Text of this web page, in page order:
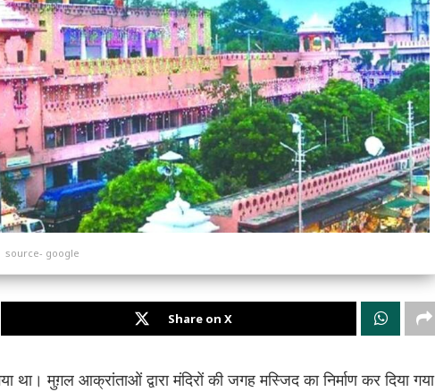
source- google
Share on X
मुग़ल आक्रांताओं द्वारा मंदिरों की जगह मस्जिद का निर्माण कर दिया गया